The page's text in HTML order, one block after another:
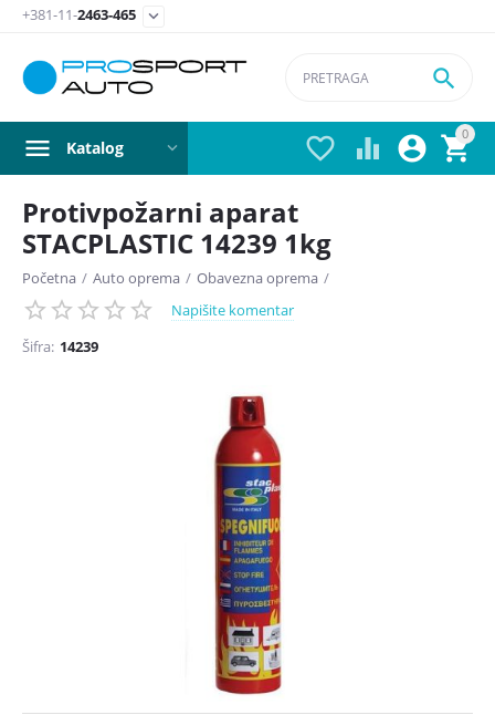
+381-11-2463-465 
0


 

Katalog
Protivpožarni aparat
STACPLASTIC 14239 1kg
Početna / Auto oprema / Obavezna oprema /
Napišite komentar
Šifra: 14239